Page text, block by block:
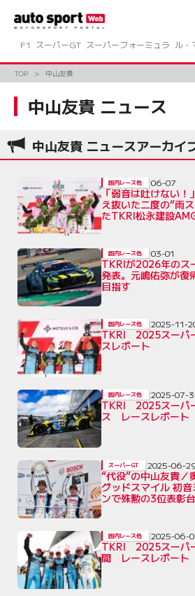
ツ
ス
F1 スーパーGT スーパーフォーミュラ ル・
TOP 中山友貴
中山友貴 ニュース
中山友貴 ニュースアーカイ
「弱音は吐けない！
え抜いた二度の“雨
たTKRI松永建設
国内レース他 06-07
TKRIが2026年のス
発表。元嶋佑弥が復
目指す
国内レース他 03-01
TKRI 2025スーパ
スレポート
国内レース他 2025-11-
TKRI 2025スーパ
ス レースレポート
国内レース他 2025-07-
“代役”の中山友貴／
グッドスマイル 初
ンで殊勲の3位表彰台
スーパーGT 2025-06-
TKRI 2025スーパ
間 レースレポート
国内レース他 2025-06-